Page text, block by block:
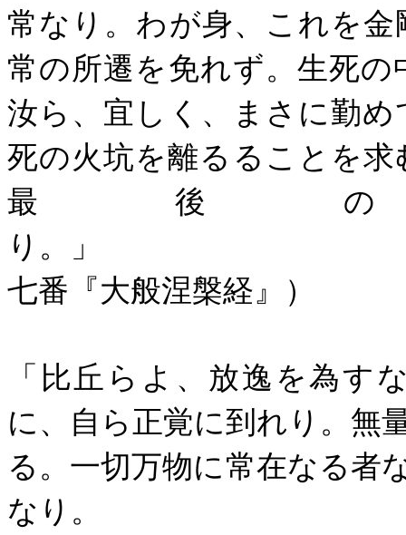
常なり。わが身、これを
常の所遷を免れず。生死
汝ら、宜しく、まさに勤
死の火坑を離るることを
最後
り。」
七番『大般涅槃経』）
「比丘らよ、放逸を為す
に、自ら正覚に到れり。無
る。一切万物に常在なる者
なり。